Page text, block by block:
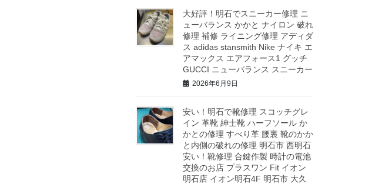
大好評！明石でスニーカー修理 ニ
ューバランス かかと ナイロン 破れ
修理 補修 ライニング修理 アディダ
ス adidas stansmith Nike ナイキ エ
アマックス エアフォース1 グッチ
GUCCI ニューバランス スニーカー
2026年6月9日
安い！明石で靴修理 スコッチグレ
イン 革靴 紳士靴 ハーフソール か
かとの修理 すべり革 腰裏 靴のかか
と内側の破れの修理 明石市 西明石
安い！靴修理 合鍵作製 時計の電池
交換のお店 プラスワン Fit イオン
明石店 イオン明石4F 明石市 大久